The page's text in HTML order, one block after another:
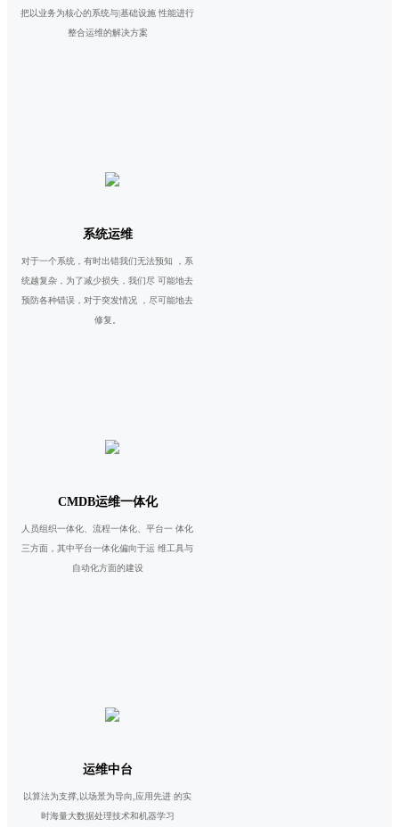
把以业务为核心的系统与|基础设施 性能进行
整合运维的解决方案
系统运维
对于一个系统，有时出错我们无法预知 ，系
统越复杂，为了减少损失，我们尽 可能地去
预防各种错误，对于突发情况 ，尽可能地去
修复。
CMDB运维一体化
人员组织一体化、流程一体化、平台一 体化
三方面，其中平台一体化偏向于运 维工具与
自动化方面的建设
运维中台
以算法为支撑,以场景为导向,应用先进 的实
时海量大数据处理技术和机器学习